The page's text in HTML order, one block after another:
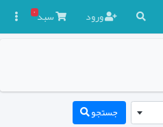
ورود سبد۰
جستجو